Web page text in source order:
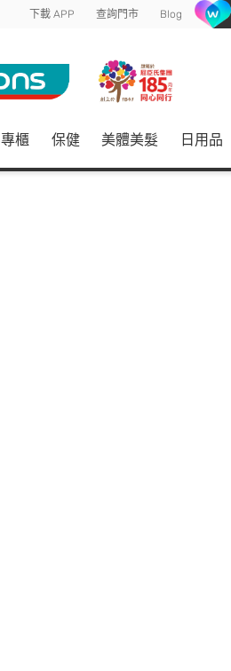
下載 APP 查詢門市 Blog
專櫃 保健 美體美髮 日用品